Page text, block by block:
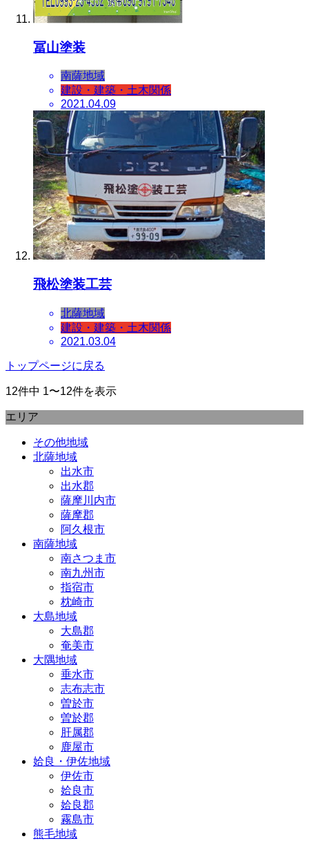
冨山塗装
南薩地域
建設・建築・土木関係
2021.04.09
飛松塗装工芸
北薩地域
建設・建築・土木関係
2021.03.04
トップページに戻る
12件中 1〜12件を表示
エリア
その他地域
北薩地域
出水市
出水郡
薩摩川内市
薩摩郡
阿久根市
南薩地域
南さつま市
南九州市
指宿市
枕崎市
大島地域
大島郡
奄美市
大隅地域
垂水市
志布志市
曽於市
曽於郡
肝属郡
鹿屋市
姶良・伊佐地域
伊佐市
姶良市
姶良郡
霧島市
熊毛地域